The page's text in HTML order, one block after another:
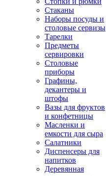
Стаканы
Наборы посуды и
столовые сервизы
Тарелки
Предметы
сервировки
Столовые
приборы
Графины,
декантеры и
штофы
Вазы для фруктов
и конфетницы
Масленки и
емкости для сыра
Салатники
Диспенсеры для
напитков
Деревянная